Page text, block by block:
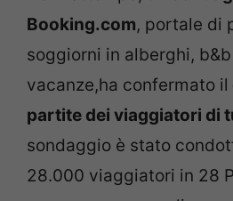
Booking.com, portale di
soggiorni in alberghi,
vacanze,ha confermato il
partite dei viaggiatori di
sondaggio è stato
28.000 viaggiatori in 28